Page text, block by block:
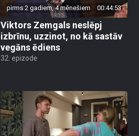
pirms 2 gadiem, 4 mēnešiem 00:44:53
Viktors Zemgals neslēpj
izbrīnu, uzzinot, no kā sastāv
vegāns ēdiens
32. epizode